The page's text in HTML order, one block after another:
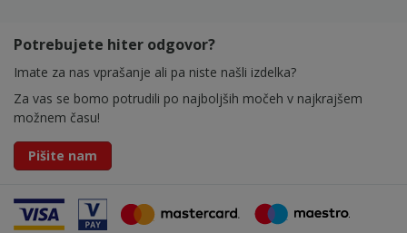
Potrebujete hiter odgovor?
Imate za nas vprašanje ali pa niste našli izdelka?
Za vas se bomo potrudili po najboljših močeh v najkrajšem
možnem času!
Pišite nam